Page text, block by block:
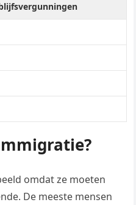
omdat ze moeten
De meeste mensen